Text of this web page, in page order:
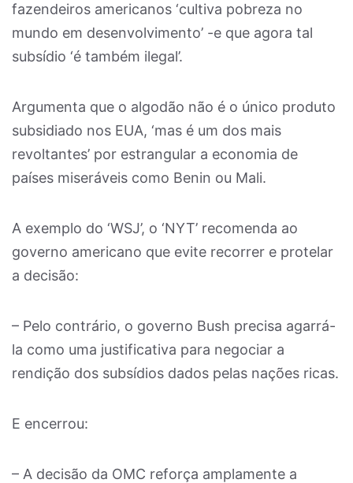
fazendeiros americanos ‘cultiva pobreza no
mundo em desenvolvimento’ -e que agora tal
subsídio ‘é também ilegal’.
Argumenta que o algodão não é o único produto
subsidiado nos EUA, ‘mas é um dos mais
revoltantes’ por estrangular a economia de
países miseráveis como Benin ou Mali.
A exemplo do ‘WSJ’, o ‘NYT’ recomenda ao
governo americano que evite recorrer e protelar
a decisão:
– Pelo contrário, o governo Bush precisa agarrá-
la como uma justificativa para negociar a
rendição dos subsídios dados pelas nações ricas.
E encerrou:
– A decisão da OMC reforça amplamente a